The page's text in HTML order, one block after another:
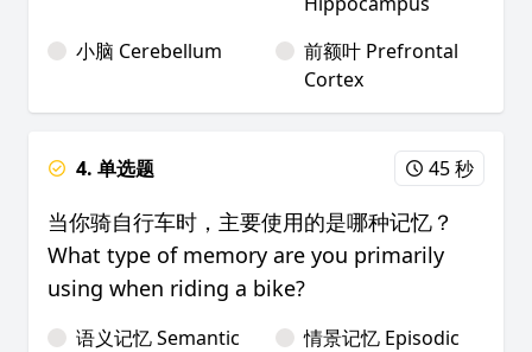
小脑 Cerebellum
前额叶 Prefrontal
Cortex
4. 单选题 45 秒
当你骑自行车时，主要使用的是哪种记忆？
What type of memory are you primarily
using when riding a bike?
语义记忆 Semantic
情景记忆 Episodic